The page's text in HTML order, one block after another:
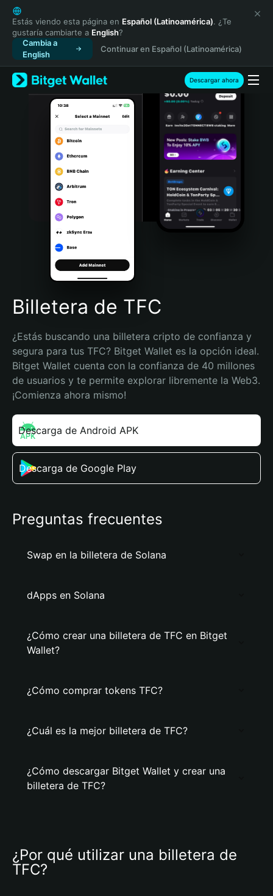
English
日本語
Tiếng Việt
Русский
Español (Latinoamérica)
Türkçe
Italiano
Português (Portugal)
Bahasa Indonesia
Português (Brasil)
Español (Argentina)
Estás viendo esta página en Español (Latinoamérica). ¿Te
gustaría cambiarte a English?
Cambia a
English
Continuar en Español (Latinoamérica)
Descargar ahora
Billetera de TFC
¿Estás buscando una billetera cripto de confianza y
segura para tus TFC? Bitget Wallet es la opción ideal.
Bitget Wallet cuenta con la confianza de 40 millones
de usuarios y te permite explorar libremente la Web3.
¡Comienza ahora mismo!
Descarga de Android APK
Descarga de Google Play
Preguntas frecuentes
Swap en la billetera de Solana
dApps en Solana
¿Cómo crear una billetera de TFC en Bitget
Wallet?
¿Cómo comprar tokens TFC?
¿Cuál es la mejor billetera de TFC?
¿Cómo descargar Bitget Wallet y crear una
billetera de TFC?
¿Por qué utilizar una billetera de
TFC?